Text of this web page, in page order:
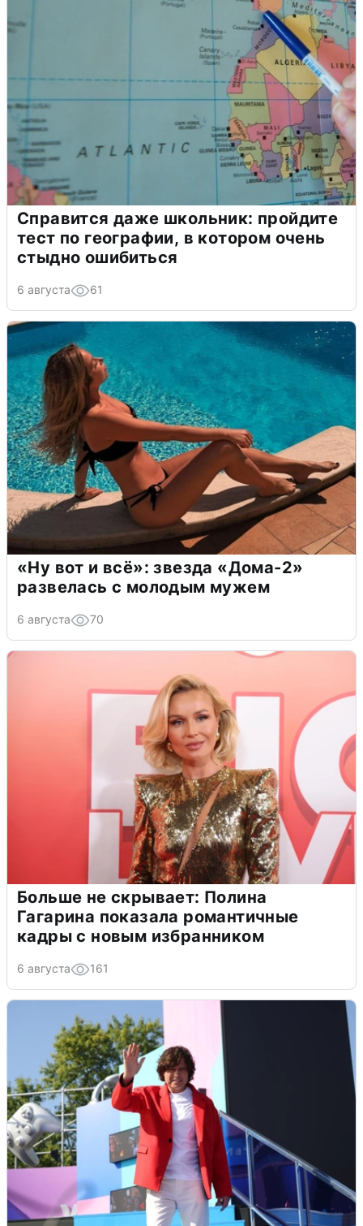
Справится даже школьник: пройдите
тест по географии, в котором очень
стыдно ошибиться
6 августа 61
«Ну вот и всё»: звезда «Дома-2»
развелась с молодым мужем
6 августа 70
Больше не скрывает: Полина
Гагарина показала романтичные
кадры с новым избранником
6 августа 161